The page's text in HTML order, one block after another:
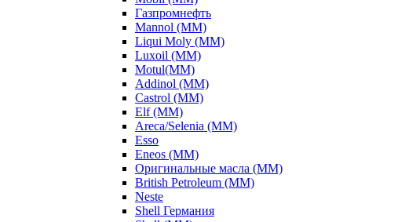
Газпромнефть
Mannol (ММ)
Liqui Moly (ММ)
Luxoil (ММ)
Motul(ММ)
Addinol (ММ)
Castrol (ММ)
Elf (ММ)
Areca/Selenia (ММ)
Esso
Eneos (ММ)
Оригинальные масла (ММ)
British Petroleum (ММ)
Neste
Shell Германия